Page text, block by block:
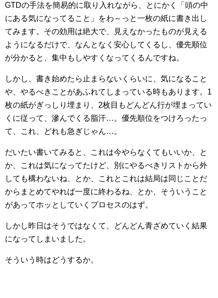
GTDの手法を簡易的に取り入れながら、とにかく「頭の中
にある気になってること」をわ～っと一枚の紙に書き出し
てみます。その効用は絶大で、見えなかったものが見える
ようになるだけで、なんとなく安心してくるし、優先順位
が分かると、集中もしやすくなってくるんですね。
しかし、書き始めたら止まらないくらいに、気になること
や、やるべきことがあふれてしまっている時もあります。1
枚の紙がぎっしり埋まり、2枚目もどんどん行が埋まってい
くに従って、滲んでくる脂汗…。優先順位をつけろったっ
て、これ、どれも急ぎじゃん…。
だいたい書いてみると、これは今やらなくてもいいか、と
か、これは気になってたけど、別にやるべきリストから外
しても構わないね、とか、これとこれは結局は同じことだ
からまとめてやれば一度に終わるね、とか、そういうこと
があってホッとしていくプロセスのはず。
しかし昨日はそうではなくて、どんどん青ざめていく結果
になってしまいました。
そういう時はどうするか。